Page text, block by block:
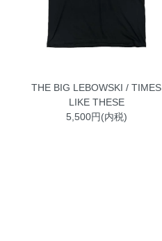
THE BIG LEBOWSKI / TIMES
LIKE THESE
5,500円(内税)